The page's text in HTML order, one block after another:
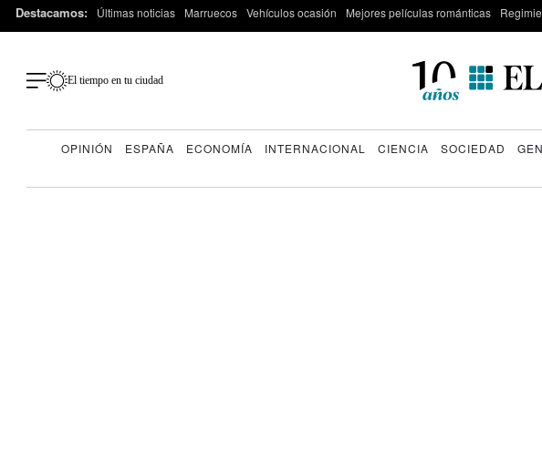
Destacamos: Últimas noticias Marruecos Vehículos ocasión Mejores películas románticas
El tiempo en tu ciudad
OPINIÓN ESPAÑA ECONOMÍA INTERNACIONAL CIENCIA SOCIEDAD